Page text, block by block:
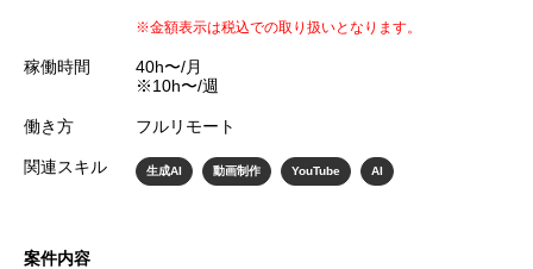
※金額表示は税込での取り扱いとなります。
稼働時間
40h〜/月
※10h〜/週
働き方 フルリモート
関連スキル 生成AI 動画制作 YouTube AI
案件内容